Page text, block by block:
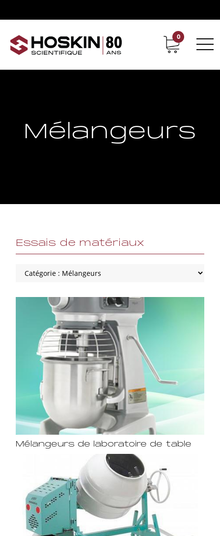
Support Carrières chez Hoskin
0
Mélangeurs
Essais de matériaux
Mélangeurs de laboratoire de table